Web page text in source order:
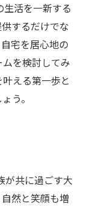
活を一新する
するだけでな
宅を居心地の
を検討してみ
える第一歩と
う。
が共に過ごす大
然と笑顔も増